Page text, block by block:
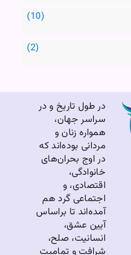
در طول تاریخ و در
سراسر جهان،
همواره زنان و
مردانی بوده‌اند که
در اوج بحران‌های
خانوادگی،
اقتصادی، و
اجتماعی گرد هم
آمده‌اند تا براساس
آیین عشق،
انسانیت، صلح،
شرافت و تمامیت